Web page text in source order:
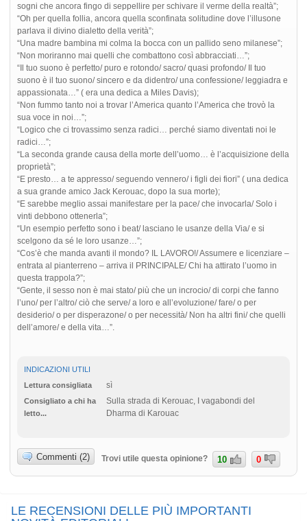
sogni che ancora fingo di seppellire per schivare il verme della realtà”;
“Oh per quella follia, ancora quella sconfinata solitudine dove l’illusone
parlava il divino dialetto della verità”;
“Una madre bambina mi colma la bocca con un pallido seno milanese”;
“Non moriranno mai quelli che combattono così abbracciati…”;
“Il tuo suono è perfetto/ puro e rotondo/ sacro/ quasi profondo/ Il tuo
suono è il tuo suono/ sincero e da didentro/ una confessione/ leggiadra e
appassionata…” ( era una dedica a Miles Davis);
“Non fummo tanto noi a trovar l’America quanto l’America che trovò la
sua voce in noi…”;
“Logico che ci trovassimo senza radici… perché siamo diventati noi le
radici…”;
“La seconda grande causa della morte dell’uomo… è l’acquisizione della
proprietà”;
“E presto… a te appresso/ seguendo vennero/ i figli dei fiori” ( una dedica
a sua grande amico Jack Kerouac, dopo la sua morte);
“E sarebbe meglio assai manifestare per la pace/ che invocarla/ Solo i
vinti debbono ottenerla”;
“Un esempio perfetto sono i beat/ lasciano le usanze della Via/ e si
scelgono da sé le loro usanze…”;
“Cos’è che manda avanti il mondo? IL LAVORO!/ Assumere e licenziare –
entrata al pianterreno – arriva il PRINCIPALE/ Chi ha attirato l’uomo in
questa trappola?”;
“Gente, il sesso non è mai stato/ più che un incrocio/ di corpi che fanno
l’uno/ per l’altro/ ciò che serve/ a loro e all’evoluzione/ fare/ o per
desiderio/ o per disperazone/ o per necessità/ Non ha altri fini/ che quelli
dell’amore/ e della vita…”.
INDICAZIONI UTILI
Lettura consigliata
sì
Consigliato a chi ha
letto...
Sulla strada di Kerouac, I vagabondi del
Dharma di Karouac
Commenti (2) Trovi utile questa opinione? 10 0
LE RECENSIONI DELLE PIÙ IMPORTANTI